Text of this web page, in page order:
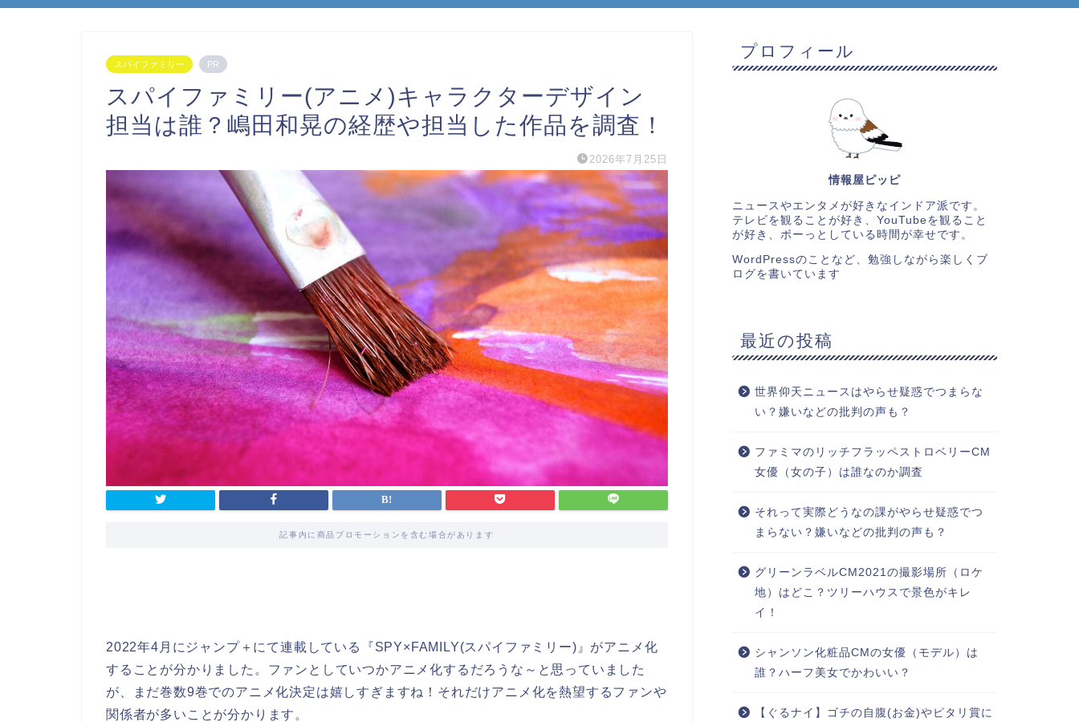
スパイファミリー PR
スパイファミリー(アニメ)キャラクターデザイン
担当は誰？嶋田和晃の経歴や担当した作品を調査！
2026年7月25日
記事内に商品プロモーションを含む場合があります
2022年4月にジャンプ＋にて連載している『SPY×FAMILY(スパイファミリー)』がアニメ化
することが分かりました。ファンとしていつかアニメ化するだろうな～と思っていました
が、まだ巻数9巻でのアニメ化決定は嬉しすぎますね！それだけアニメ化を熱望するファンや
関係者が多いことが分かります。
プロフィール
情報屋ピッピ
ニュースやエンタメが好きなインドア派です。
テレビを観ることが好き、YouTubeを観ること
が好き、ボーっとしている時間が幸せです。
WordPressのことなど、勉強しながら楽しくブ
ログを書いています
最近の投稿
世界仰天ニュースはやらせ疑惑でつまらな
い？嫌いなどの批判の声も？
ファミマのリッチフラッペストロベリーCM
女優（女の子）は誰なのか調査
それって実際どうなの課がやらせ疑惑でつ
まらない？嫌いなどの批判の声も？
グリーンラベルCM2021の撮影場所（ロケ
地）はどこ？ツリーハウスで景色がキレ
イ！
シャンソン化粧品CMの女優（モデル）は
誰？ハーフ美女でかわいい？
【ぐるナイ】ゴチの自腹(お金)やピタリ賞に